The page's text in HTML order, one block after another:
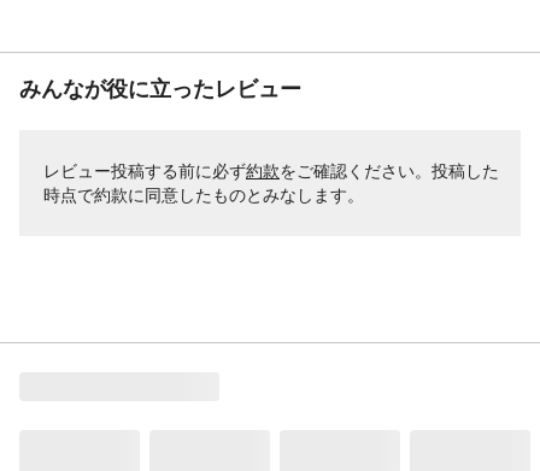
みんなが役に立ったレビュー
レビュー投稿する前に必ず約款をご確認ください。投稿した
時点で約款に同意したものとみなします。